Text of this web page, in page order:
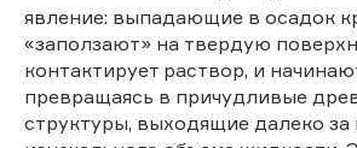
явление: выпадающие в осадок
«заползают» на твердую
контактирует раствор, и
превращаясь в причудливые
структуры, выходящие далеко